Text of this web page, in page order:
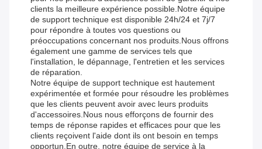
clients la meilleure expérience possible.Notre équipe
de support technique est disponible 24h/24 et 7j/7
pour répondre à toutes vos questions ou
préoccupations concernant nos produits.Nous offrons
également une gamme de services tels que
l'installation, le dépannage, l'entretien et les services
de réparation.
Notre équipe de support technique est hautement
expérimentée et formée pour résoudre les problèmes
que les clients peuvent avoir avec leurs produits
d'accessoires.Nous nous efforçons de fournir des
temps de réponse rapides et efficaces pour que les
clients reçoivent l'aide dont ils ont besoin en temps
opportun.En outre, notre équipe de service à la